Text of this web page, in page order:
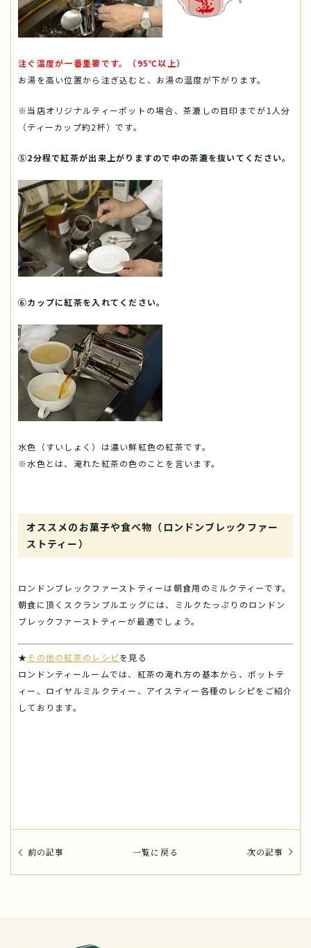
注ぐ温度が一番重要です。（95℃以上）
お湯を高い位置から注ぎ込むと、お湯の温度が下がります。
※当店オリジナルティーポットの場合、茶漉しの目印までが1人分
（ティーカップ約2杯）です。
⑤2分程で紅茶が出来上がりますので中の茶漉を抜いてください。
⑥カップに紅茶を入れてください。
水色（すいしょく）は濃い鮮紅色の紅茶です。
※水色とは、淹れた紅茶の色のことを言います。
オススメのお菓子や食べ物（ロンドンブレックファー
ストティー）
ロンドンブレックファーストティーは朝食用のミルクティーです。
朝食に頂くスクランブルエッグには、ミルクたっぷりのロンドン
ブレックファーストティーが最適でしょう。
★その他の紅茶のレシピを見る
ロンドンティールームでは、紅茶の淹れ方の基本から、ポットテ
ィー、ロイヤルミルクティー、アイスティー各種のレシピをご紹介
しております。
前の記事 一覧に戻る 次の記事